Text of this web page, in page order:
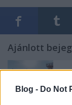
Blog - Do Not
Ajánlott